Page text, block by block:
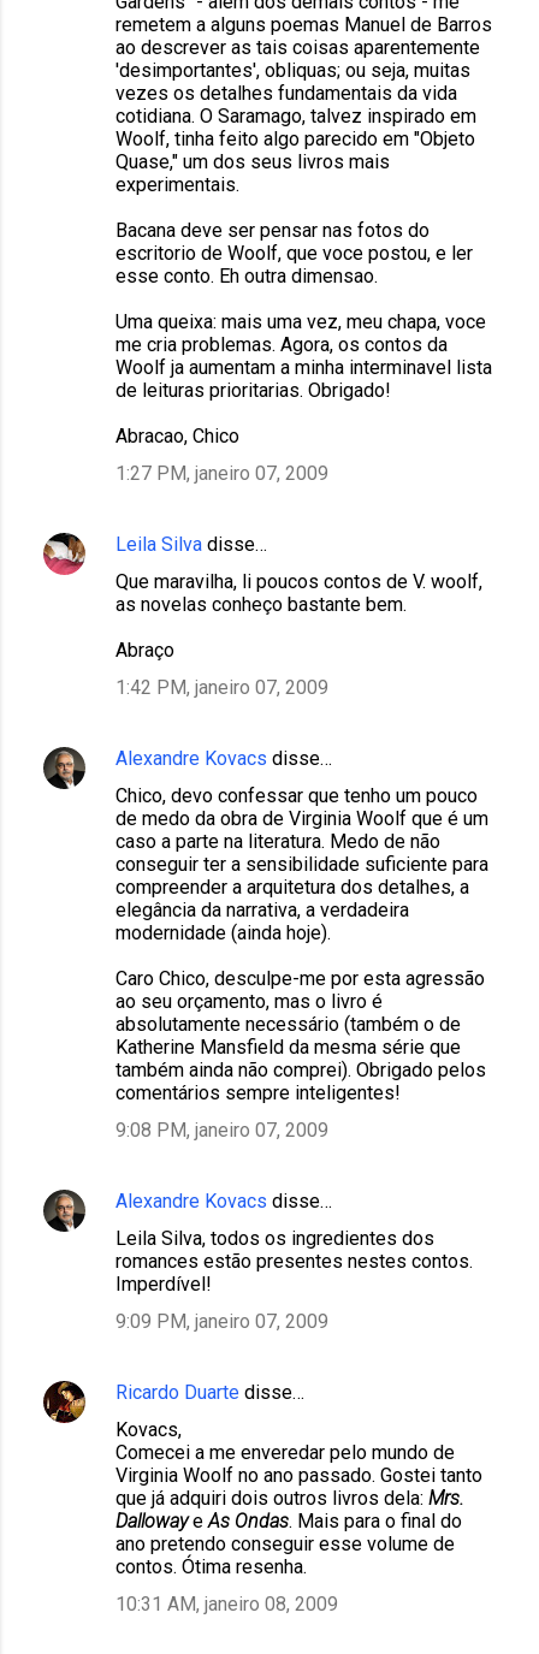
remetem a alguns poemas Manuel de Barros
ao descrever as tais coisas aparentemente
'desimportantes', obliquas; ou seja, muitas
vezes os detalhes fundamentais da vida
cotidiana. O Saramago, talvez inspirado em
Woolf, tinha feito algo parecido em "Objeto
Quase," um dos seus livros mais
experimentais.
Bacana deve ser pensar nas fotos do
escritorio de Woolf, que voce postou, e ler
esse conto. Eh outra dimensao.
Uma queixa: mais uma vez, meu chapa, voce
me cria problemas. Agora, os contos da
Woolf ja aumentam a minha interminavel lista
de leituras prioritarias. Obrigado!
Abracao, Chico
1:27 PM, janeiro 07, 2009
Leila Silva disse…
Que maravilha, li poucos contos de V. woolf,
as novelas conheço bastante bem.
Abraço
1:42 PM, janeiro 07, 2009
Alexandre Kovacs disse…
Chico, devo confessar que tenho um pouco
de medo da obra de Virginia Woolf que é um
caso a parte na literatura. Medo de não
conseguir ter a sensibilidade suficiente para
compreender a arquitetura dos detalhes, a
elegância da narrativa, a verdadeira
modernidade (ainda hoje).
Caro Chico, desculpe-me por esta agressão
ao seu orçamento, mas o livro é
absolutamente necessário (também o de
Katherine Mansfield da mesma série que
também ainda não comprei). Obrigado pelos
comentários sempre inteligentes!
9:08 PM, janeiro 07, 2009
Alexandre Kovacs disse…
Leila Silva, todos os ingredientes dos
romances estão presentes nestes contos.
Imperdível!
9:09 PM, janeiro 07, 2009
Ricardo Duarte disse…
Kovacs,
Comecei a me enveredar pelo mundo de
Virginia Woolf no ano passado. Gostei tanto
que já adquiri dois outros livros dela: Mrs.
Dallowaye As Ondas. Mais para o final do
ano pretendo conseguir esse volume de
contos. Ótima resenha.
10:31 AM, janeiro 08, 2009